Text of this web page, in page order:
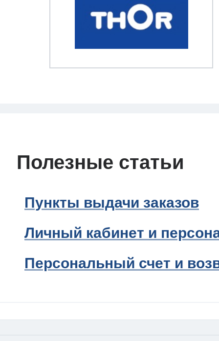
Полезные статьи
Пункты выдачи заказов
Личный кабинет и
Персональный счет и